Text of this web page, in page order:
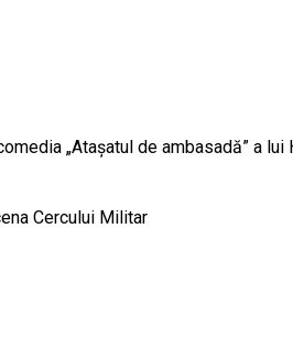
„Atașatul de ambasadă” a lui
Cercului Militar